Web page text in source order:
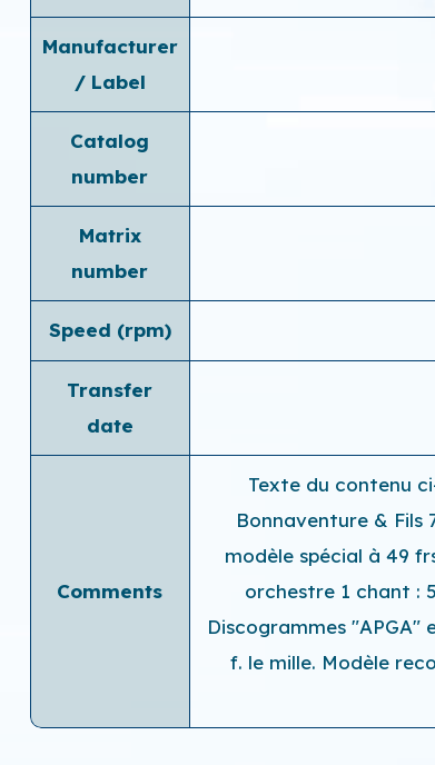
Manufacturer
/ Label
Catalog
number
Matrix
number
Speed ​​(rpm)
Transfer
date
Comments
Texte du contenu
Bonnaventure & Fils
modèle spécial à 49
orchestre 1 chant :
Discogrammes
f. le mille. Modèle